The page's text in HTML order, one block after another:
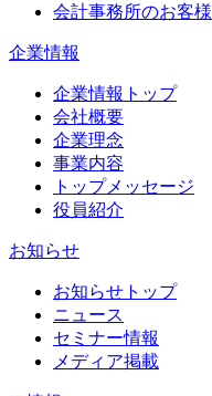
会計事務所のお客様
企業情報
企業情報トップ
会社概要
企業理念
事業内容
トップメッセージ
役員紹介
お知らせ
お知らせトップ
ニュース
セミナー情報
メディア掲載